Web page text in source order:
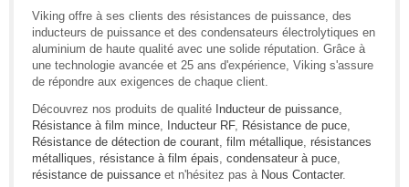
Viking offre à ses clients des résistances de puissance, des
inducteurs de puissance et des condensateurs électrolytiques en
aluminium de haute qualité avec une solide réputation. Grâce à
une technologie avancée et 25 ans d'expérience, Viking s'assure
de répondre aux exigences de chaque client.
Découvrez nos produits de qualité Inducteur de puissance
Résistance à film mince Inducteur RF, Résistance de puce
Résistance de détection de courant film métallique résistances
métalliques résistance à film épais condensateur à puce
résistance de puissance et n'hésitez pas à Nous Contacter.